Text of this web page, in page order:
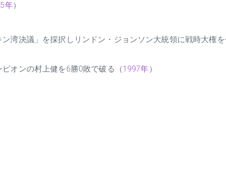
年）
湾決議」を採択しリンドン・ジョンソン大統領に戦時大権
オンの村上健を6勝0敗で破る（1997年）